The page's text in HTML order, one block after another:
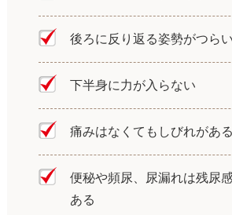
後ろに反り返る姿勢がつらい
下半身に力が入らない
痛みはなくてもしびれがある
便秘や頻尿、尿漏れは残尿
ある